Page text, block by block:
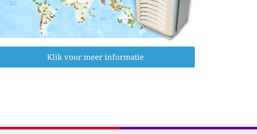
Klik voor meer informatie